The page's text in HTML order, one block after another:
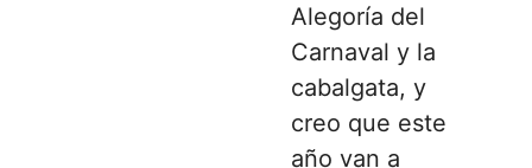
Alegoría del
Carnaval y la
cabalgata, y
creo que este
año van a